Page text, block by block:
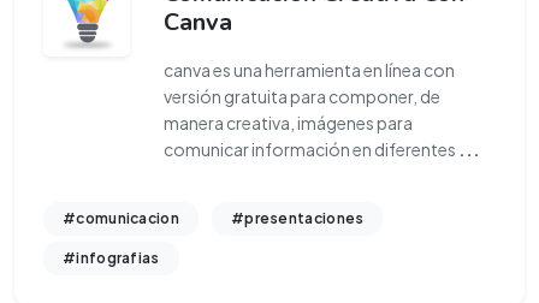
Canva
canva es una herramienta en línea con
versión gratuita para componer, de
manera creativa, imágenes para
comunicar información en diferentes ...
#comunicacion #presentaciones
#infografias